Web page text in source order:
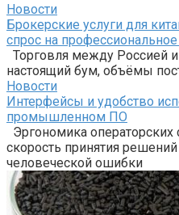
Новости
Брокерские услуги для
спрос на
Торговля между Россией
настоящий бум, объёмы
Новости
Интерфейсы и удобство
промышленном ПО
Эргономика
скорость принятия
человеческой ошибки